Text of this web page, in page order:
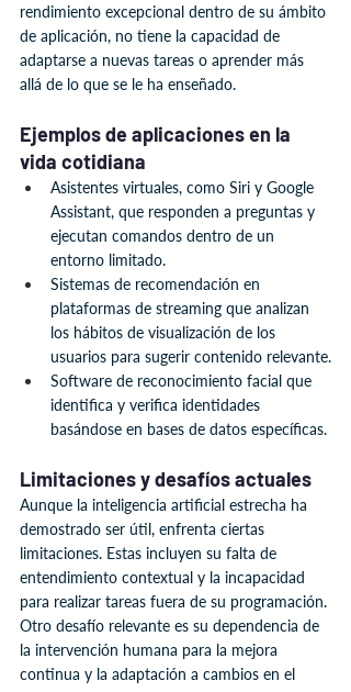
rendimiento excepcional dentro de su ámbito
de aplicación, no tiene la capacidad de
adaptarse a nuevas tareas o aprender más
allá de lo que se le ha enseñado.
Ejemplos de aplicaciones en la
vida cotidiana
Asistentes virtuales, como Siri y Google
Assistant, que responden a preguntas y
ejecutan comandos dentro de un
entorno limitado.
Sistemas de recomendación en
plataformas de streaming que analizan
los hábitos de visualización de los
usuarios para sugerir contenido relevante.
Software de reconocimiento facial que
identifica y verifica identidades
basándose en bases de datos específicas.
Limitaciones y desafíos actuales
Aunque la inteligencia artificial estrecha ha
demostrado ser útil, enfrenta ciertas
limitaciones. Estas incluyen su falta de
entendimiento contextual y la incapacidad
para realizar tareas fuera de su programación.
Otro desafío relevante es su dependencia de
la intervención humana para la mejora
continua y la adaptación a cambios en el